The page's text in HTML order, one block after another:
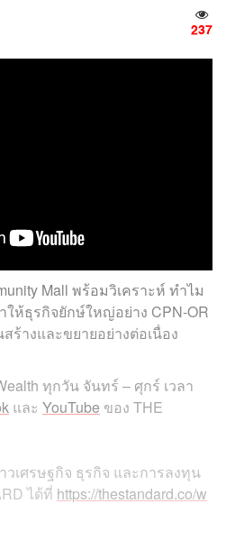
237
Mall พร้อมวิเคราะห์ ทำไม
ห้ธุรกิจยักษ์ใหญ่อย่าง CPN-OR
ร้างและขยายอย่างต่อเนื่อง
ทุกวัน จันทร์ – ศุกร์ เวลา
และ YouTube ของ THE
เศรษฐกิจ ธุรกิจ และการลงทุน
ได้ที่ https://thestandard.co/w